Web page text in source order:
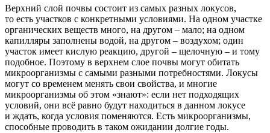
Верхний слой почвы состоит из самых разных локусов,
то есть участков с конкретными условиями. На одном участке
органических веществ много, на другом – мало; на одном
капилляры заполнены водой, на другом – воздухом; один
участок имеет кислую реакцию, другой – щелочную – и тому
подобное. Поэтому в верхнем слое почвы могут обитать
микроорганизмы с самыми разными потребностями. Локусы
могут со временем менять свои свойства, и многие
микроорганизмы об этом «знают»: если нет подходящих
условий, они всё равно будут находиться в данном локусе
и ждать, когда условия поменяются. Есть микроорганизмы,
способные проводить в таком ожидании долгие годы.